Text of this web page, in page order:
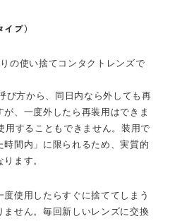
プ）
の使い捨てコンタクトレンズで
び方から、同日内なら外しても再
、一度外したら再装用はできま
用することもできません。装用で
間内」に限られるため、実質的
ます。
使用したらすぐに捨ててしまう
せん。毎回新しいレンズに交換